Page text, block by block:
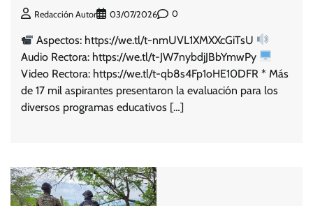
Redacción Autor 03/07/2026 0
Aspectos: https://we.tl/t-nmUVL1XMXXcGiTsU
Audio Rectora: https://we.tl/t-JW7nybdjJBbYmwPy
Video Rectora: https://we.tl/t-qb8s4Fp1oHE10DFR * Más
de 17 mil aspirantes presentaron la evaluación para los
diversos programas educativos […]